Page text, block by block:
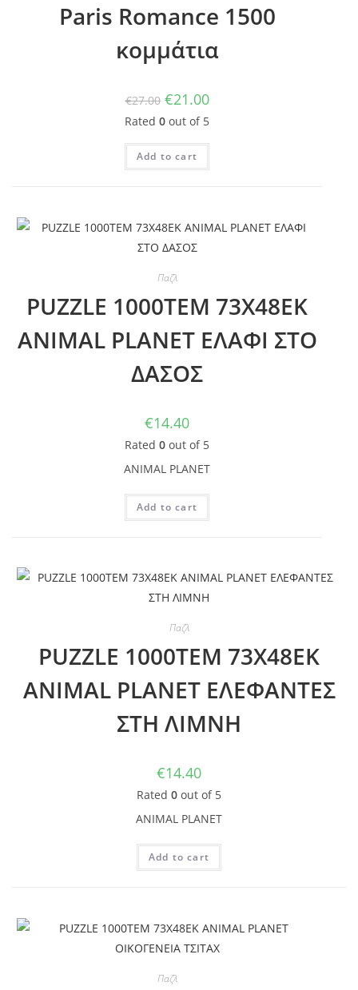
Paris Romance 1500
κομμάτια
€27.00 €21.00
Rated 0 out of 5
Add to cart
Παζλ
PUZZLE 1000TEM 73Χ48ΕΚ
ANIMAL PLANET ΕΛΑΦΙ ΣΤΟ
ΔΑΣΟΣ
€14.40
Rated 0 out of 5
ANIMAL PLANET
Add to cart
Παζλ
PUZZLE 1000TEM 73Χ48ΕΚ
ANIMAL PLANET ΕΛΕΦΑΝΤΕΣ
ΣΤΗ ΛΙΜΝΗ
€14.40
Rated 0 out of 5
ANIMAL PLANET
Add to cart
Παζλ